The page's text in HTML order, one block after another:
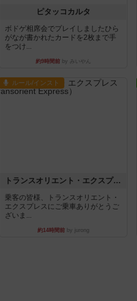
ピタッコカルタ
ボドゲ相席会でプレイしましたひら
がなが書かれたカードを2枚まで手
をつけ...
約9時間前by みいやん
ルール/インスト
トランスオリエント・エクスプレス
乗客の皆様、トランスオリエント・
エクスプレスにご乗車ありがとうご
ざいま...
約14時間前by jurong